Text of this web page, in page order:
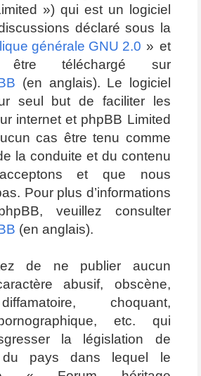
») qui est un logiciel
déclaré sous la
générale GNU 2.0 » et
téléchargé sur
(en anglais). Le logiciel
seul but de faciliter les
internet et phpBB Limited
cas être tenu comme
la conduite et du contenu
et que nous
Pour plus d’informations
veuillez consulter
(en anglais).
de ne publier aucun
abusif, obscène,
choquant,
etc. qui
la législation de
pays dans lequel le